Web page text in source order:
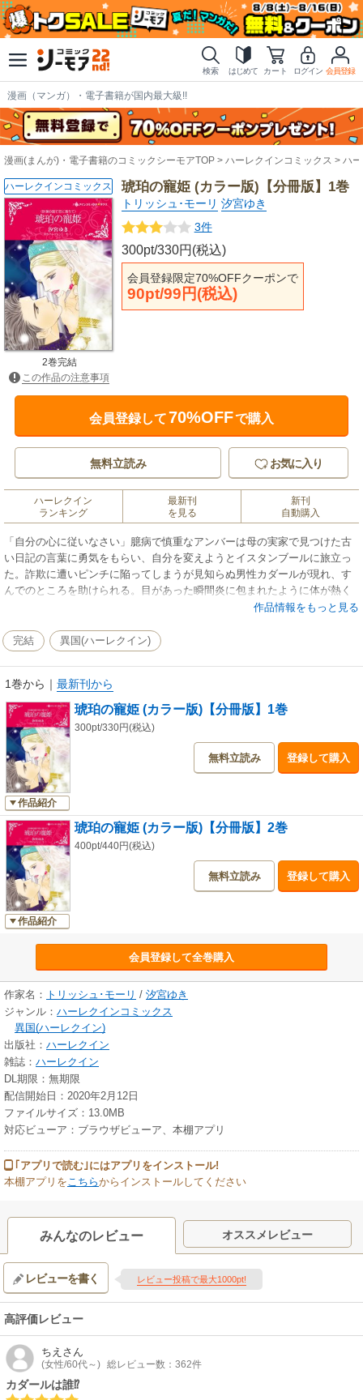
検索 はじめて カート ログイン 会員登録
漫画（マンガ）・電子書籍が国内最大級!!
漫画(まんが)・電子書籍のコミックシーモアTOP ハーレクインコミックス ハ
琥珀の寵姫 (カラー版)【分冊版】1巻
トリッシュ･モーリ 汐宮ゆき
3件
300pt/330円(税込)
会員登録限定70%OFFクーポンで
90pt/99円(税込)
ハーレクインコミックス
2巻完結
この作品の注意事項
会員登録して70%OFFで購入
無料立読み お気に入り
ハーレクイン
ランキング
最新刊
を見る
新刊
自動購入
「自分の心に従いなさい」臆病で慎重なアンバーは母の実家で見つけた古
い日記の言葉に勇気をもらい、自分を変えようとイスタンブールに旅立っ
た。詐欺に遭いピンチに陥ってしまうが見知らぬ男性カダールが現れ、す
んでのところを助けられる。目があった瞬間炎に包まれたように体が熱く
なる…あなたは何者なの？ しかも彼は身元保証人となり旅に同行してく
ンバー。これが運命の出逢いとは知らずに。※この作品はオリジナル版に
着色したものとなります。※この作品は単行本「琥珀の寵姫 (カラー
作品情報をもっと見る
完結 異国(ハーレクイン)
1巻から ｜ 最新刊から
作品紹介
琥珀の寵姫 (カラー版)【分冊版】1巻
300pt/330円(税込)
無料立読み 登録して購入
作品紹介
琥珀の寵姫 (カラー版)【分冊版】2巻
400pt/440円(税込)
無料立読み 登録して購入
会員登録して全巻購入
作家名： トリッシュ･モーリ / 汐宮ゆき
ジャンル： ハーレクインコミックス
異国(ハーレクイン)
出版社： ハーレクイン
雑誌： ハーレクイン
DL期限：無期限
配信開始日：2020年2月12日
ファイルサイズ：13.0MB
対応ビューア：ブラウザビューア、本棚アプリ
｢アプリで読む｣にはアプリをインストール!
本棚アプリをこちらからインストールしてください
みんなのレビュー オススメレビュー
レビューを書く レビュー投稿で最大1000pt!
高評価レビュー
ちえ さん
(女性/60代～) 総レビュー数：362件
カダールは誰⁉